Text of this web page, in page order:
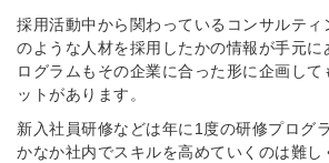
採用活動中から関わっているコンサルティ
のような人材を採用したかの情報が手元に
ログラムもその企業に合った形に企画して
ットがあります。
新入社員研修などは年に1度の研修プログ
かなか社内でスキルを高めていくのは難し